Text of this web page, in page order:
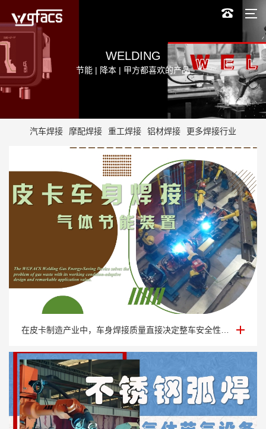
WELDING
节能 | 降本 | 甲方都喜欢的产品
汽车焊接 摩配焊接 重工焊接 铝材焊接 更多焊接行业
皮卡车身焊接气体节能装置